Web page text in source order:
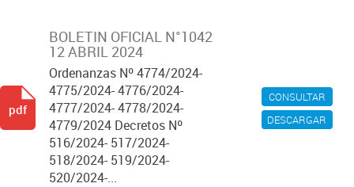
CONSULTAR
DESCARGAR
BOLETIN OFICIAL N°1042
12 ABRIL 2024
Ordenanzas Nº 4774/2024-
4775/2024- 4776/2024-
4777/2024- 4778/2024-
4779/2024 Decretos Nº
516/2024- 517/2024-
518/2024- 519/2024-
520/2024-...
pdf